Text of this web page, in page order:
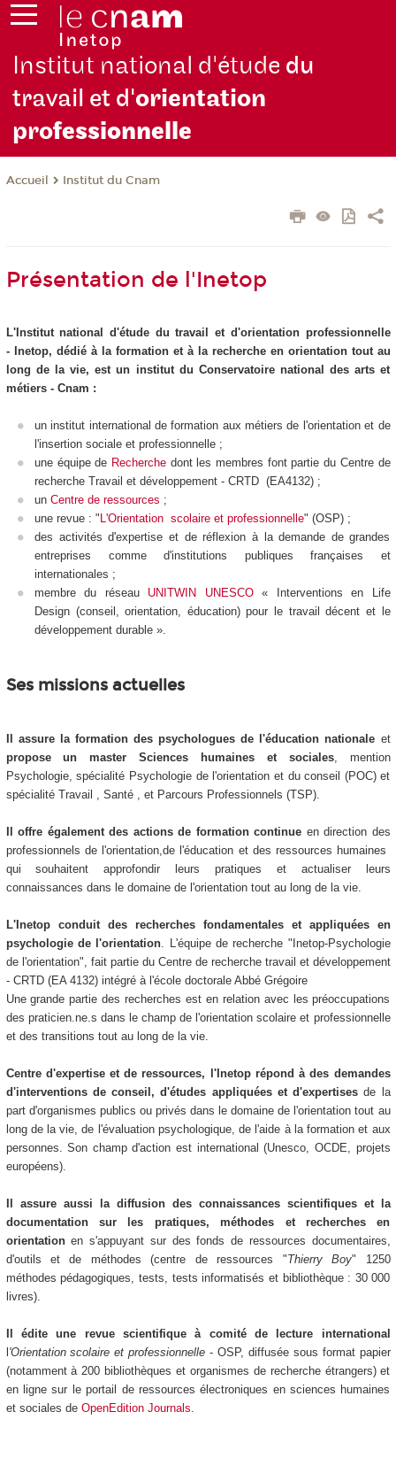
Institut national d'étude du
travail et d'orientation
professionnelle
Accueil Institut du Cnam
Présentation de l'Inetop
L'Institut national d'étude du travail et d'orientation professionnelle
- Inetop, dédié à la formation et à la recherche en orientation tout au
long de la vie, est un institut du Conservatoire national des arts et
métiers - Cnam :
un institut international de formation aux métiers de l'orientation et de
l'insertion sociale et professionnelle ;
une équipe de Recherche dont les membres font partie du Centre de
recherche Travail et développement - CRTD (EA4132) ;
un Centre de ressources ;
une revue : " L'Orientation scolaire et professionnelle" (OSP) ;
des activités d'expertise et de réflexion à la demande de grandes
entreprises comme d'institutions publiques françaises et
internationales ;
membre du réseau UNITWIN UNESCO« Interventions en Life
Design (conseil, orientation, éducation) pour le travail décent et le
développement durable ».
Ses missions actuelles
Il assure la formation des psychologues de l'éducation nationale et
propose un master Sciences humaines et sociales, mention
Psychologie, spécialité Psychologie de l'orientation et du conseil (POC) et
spécialité Travail , Santé , et Parcours Professionnels (TSP).
Il offre également des actions de formation continue en direction des
professionnels de l'orientation,de l'éducation et des ressources humaines
qui souhaitent approfondir leurs pratiques et actualiser leurs
connaissances dans le domaine de l'orientation tout au long de la vie.
L'Inetop conduit des recherches fondamentales et appliquées en
psychologie de l'orientation . L'équipe de recherche "Inetop-Psychologie
de l'orientation", fait partie du Centre de recherche travail et développement
- CRTD (EA 4132) intégré à l'école doctorale Abbé Grégoire
Une grande partie des recherches est en relation avec les préoccupations
des praticien.ne.s dans le champ de l'orientation scolaire et professionnelle
et des transitions tout au long de la vie.
Centre d'expertise et de ressources, l'Inetop répond à des demandes
d'interventions de conseil, d'études appliquées et d'expertisesde la
part d'organismes publics ou privés dans le domaine de l'orientation tout au
long de la vie, de l'évaluation psychologique, de l'aide à la formation et aux
personnes. Son champ d'action est international (Unesco, OCDE, projets
européens).
Il assure aussi la diffusion des connaissances scientifiques et la
documentation sur les pratiques, méthodes et recherches en
orientationen s'appuyant sur des fonds de ressources documentaires,
d'outils et de méthodes (centre de ressources "Thierry Boy" 1250
méthodes pédagogiques, tests, tests informatisés et bibliothèque : 30 000
livres).
Il édite une revue scientifique à comité de lecture international
'Orientation scolaire et professionnelle - OSP, diffusée sous format papier
(notamment à 200 bibliothèques et organismes de recherche étrangers) et
en ligne sur le portail de ressources électroniques en sciences humaines
et sociales de OpenEdition Journals